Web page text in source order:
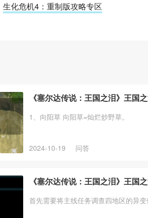
生化危机4：重制版攻略专区
《塞尔达传说：王国之泪》王国
1、向阳草 向阳草=灿烂炒野草。
2024-10-19 问答
《塞尔达传说：王国之泪》王国
首先需要将主线任务调查四地区的异变